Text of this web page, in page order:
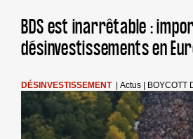
PAS
ÊTRE
ACCUEILLIE
DANS
PORTS,
ELLE
DOIT
ÊTRE
SANCTIONNÉE
BDS est inarrêtable :
désinvestissements en
DÉSINVESTISSEMENT |Actus BOYCOTT